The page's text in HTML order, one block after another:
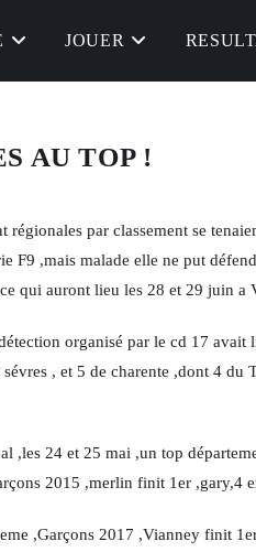
JOUER
AU TOP !
régionales par classement se
F9 ,mais malade elle ne put
qui auront lieu les 28 et 29 juin a
organisé par le cd 17 avait
, et 5 de charente ,dont 4 du
,les 24 et 25 mai ,un top
2015 ,merlin finit 1er ,gary,4
,Garçons 2017 ,Vianney finit